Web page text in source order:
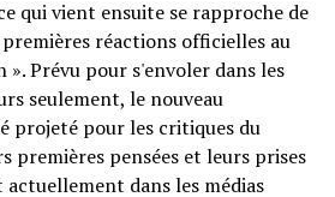
qui vient ensuite se rapproche de
réactions officielles au
». Prévu pour s'envoler dans les
seulement, le nouveau
projeté pour les critiques du
premières pensées et leurs prises
actuellement dans les médias